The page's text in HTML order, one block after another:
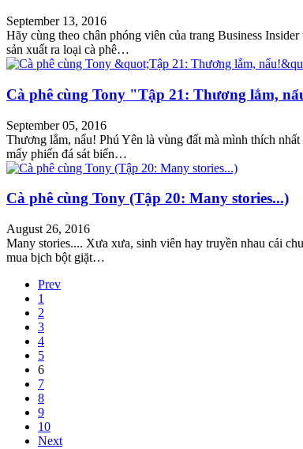
September 13, 2016
Hãy cùng theo chân phóng viên của trang Business
sản xuất ra loại cà phê…
Cà phê cùng Tony "Tập 21: Thương lắm,
September 05, 2016
Thương lắm, nẩu! Phú Yên là vùng đất mà mình thích
mấy phiến đá sát biển…
Cà phê cùng Tony (Tập 20: Many stories...)
August 26, 2016
Many stories.... Xưa xưa, sinh viên hay truyền nhau cái
mua bịch bột giặt…
Prev
1
2
3
4
5
6
7
8
9
10
Next